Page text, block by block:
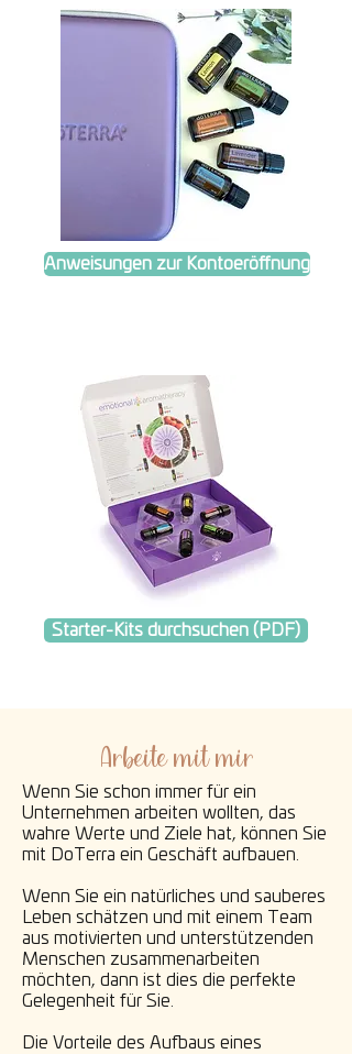
Anweisungen zur Kontoeröffnung
Starter-Kits durchsuchen (PDF)
Arbeite mit mir
Wenn Sie schon immer für ein
Unternehmen arbeiten wollten, das
wahre Werte und Ziele hat, können Sie
mit DoTerra ein Geschäft aufbauen.
Wenn Sie ein natürliches und sauberes
Leben schätzen und mit einem Team
aus motivierten und unterstützenden
Menschen zusammenarbeiten
möchten, dann ist dies die perfekte
Gelegenheit für Sie.
Die Vorteile des Aufbaus eines